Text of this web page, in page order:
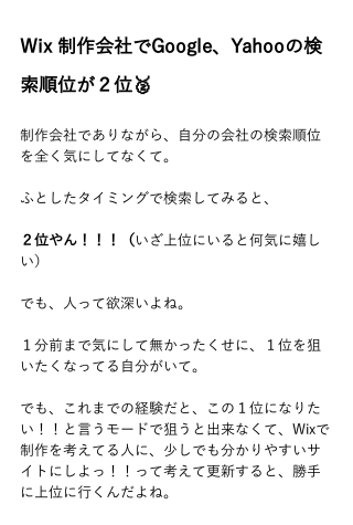
Wix 制作会社でGoogle、Yahooの検
索順位が２位🥈
制作会社でありながら、自分の会社の検索順位
を全く気にしてなくて。
ふとしたタイミングで検索してみると、
２位やん！！！（いざ上位にいると何気に嬉し
い）
でも、人って欲深いよね。
１分前まで気にして無かったくせに、１位を狙
いたくなってる自分がいて。
でも、これまでの経験だと、この１位になりた
い！！と言うモードで狙うと出来なくて、Wixで
制作を考えてる人に、少しでも分かりやすいサ
イトにしよっ！！って考えて更新すると、勝手
に上位に行くんだよね。